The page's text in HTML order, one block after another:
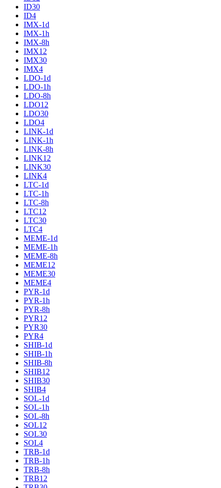
ID30
ID4
IMX-1d
IMX-1h
IMX-8h
IMX12
IMX30
IMX4
LDO-1d
LDO-1h
LDO-8h
LDO12
LDO30
LDO4
LINK-1d
LINK-1h
LINK-8h
LINK12
LINK30
LINK4
LTC-1d
LTC-1h
LTC-8h
LTC12
LTC30
LTC4
MEME-1d
MEME-1h
MEME-8h
MEME12
MEME30
MEME4
PYR-1d
PYR-1h
PYR-8h
PYR12
PYR30
PYR4
SHIB-1d
SHIB-1h
SHIB-8h
SHIB12
SHIB30
SHIB4
SOL-1d
SOL-1h
SOL-8h
SOL12
SOL30
SOL4
TRB-1d
TRB-1h
TRB-8h
TRB12